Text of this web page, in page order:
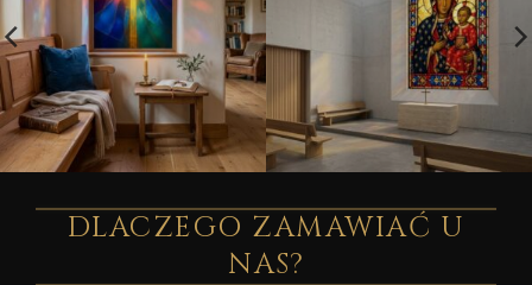
DLACZEGO ZAMAWIAĆ U
NAS?